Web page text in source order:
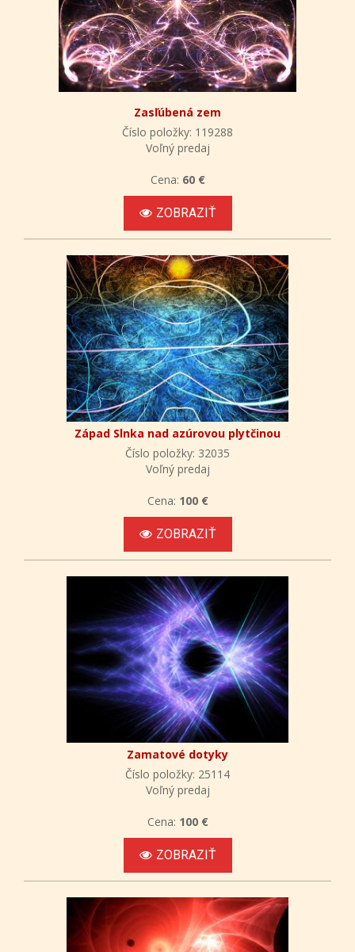
Zasľúbená zem
Číslo položky: 119288
Voľný predaj
Cena: 60 €
ZOBRAZIŤ
Západ Slnka nad azúrovou plytčinou
Číslo položky: 32035
Voľný predaj
Cena: 100 €
ZOBRAZIŤ
Zamatové dotyky
Číslo položky: 25114
Voľný predaj
Cena: 100 €
ZOBRAZIŤ